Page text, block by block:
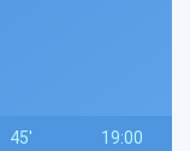
45' 19:00